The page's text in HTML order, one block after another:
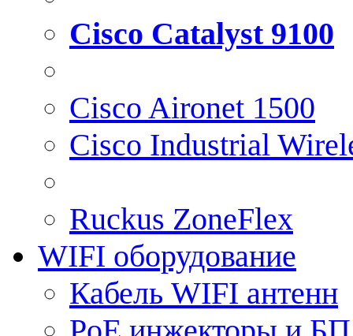
Cisco Catalyst 9100
Cisco Aironet 1500
Cisco Industrial
Ruckus ZoneFlex
WIFI оборудование
Кабель WIFI антенн